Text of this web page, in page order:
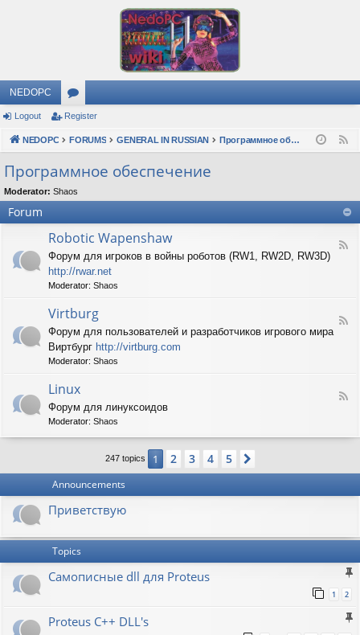
NEDOPC
or
u
s
Logout Register
NEDOPC FORUMS GENERAL IN RUSSIAN Программное обеспечение
Программное обеспечение
Moderator: Shaos
Forum
F
o
i
W
e
h
Robotic Wapenshaw
Форум для игроков в войны роботов (RW1, RW2D, RW3D)
http://rwar.net
Moderator: Shaos
F
b
g
Virtburg
Форум для пользователей и разработчиков игрового мира
Виртбург http://virtburg.com
Moderator: Shaos
F
i
u
Linux
Форум для линуксоидов
Moderator: Shaos
247 topics 1 2 3 4 5
Announcements
Приветствую
Topics
Самописные dll для Proteus
1 2
Proteus C++ DLL's